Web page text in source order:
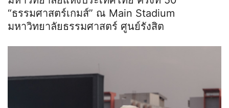
“ธรรมศาสตร์เกมส์” ณ Main Stadium
มหาวิทยาลัยธรรมศาสตร์ ศูนย์รังสิต